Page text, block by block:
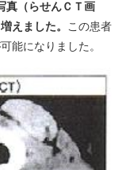
真（らせんＣＴ画
えました。 この患者
能になりました。